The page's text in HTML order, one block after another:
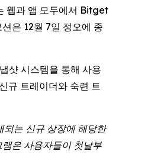
웹과 앱 모두에서 Bitget
은 12월 7일 정오에 종
샷 시스템을 통해 사용
규 트레이더와 숙련 트
는 신규 상장에 해당한
은 사용자들이 첫날부